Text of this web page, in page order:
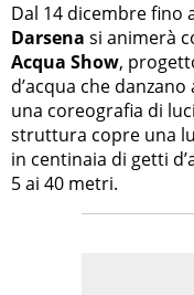
Dal 14 dicembre fino
Darsena si animerà
Acqua Show,
d’acqua che
una coreografia di
struttura copre una
in centinaia di getti
5 ai 40 metri.